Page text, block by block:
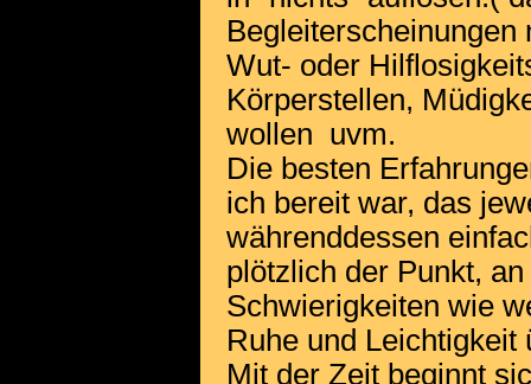
Wut- oder
Körperstellen,
wollen uvm.
Die besten
ich bereit war, das
währenddessen
plötzlich der Punkt,
Schwierigkeiten wie
Ruhe und Leichtigkeit
Mit der Zeit beginnt